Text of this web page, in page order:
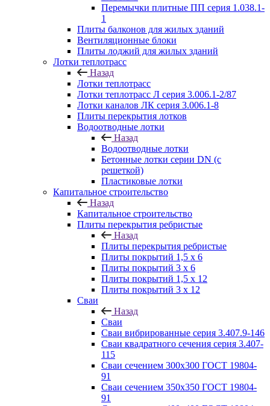
Перемычки плитные ПП серия 1.038.1-
1
Плиты балконов для жилых зданий
Вентиляционные блоки
Плиты лоджий для жилых зданий
Лотки теплотрасс
Назад
Лотки теплотрасс
Лотки теплотрасс Л серия 3.006.1-2/87
Лотки каналов ЛК серия 3.006.1-8
Плиты перекрытия лотков
Водоотводные лотки
Назад
Водоотводные лотки
Бетонные лотки серии DN (с
решеткой)
Пластиковые лотки
Капитальное строительство
Назад
Капитальное строительство
Плиты перекрытия ребристые
Назад
Плиты перекрытия ребристые
Плиты покрытий 1,5 x 6
Плиты покрытий 3 x 6
Плиты покрытий 1,5 x 12
Плиты покрытий 3 x 12
Сваи
Назад
Сваи
Сваи вибрированные серия 3.407.9-146
Сваи квадратного сечения серия 3.407-
115
Сваи сечением 300х300 ГОСТ 19804-
91
Сваи сечением 350х350 ГОСТ 19804-
91